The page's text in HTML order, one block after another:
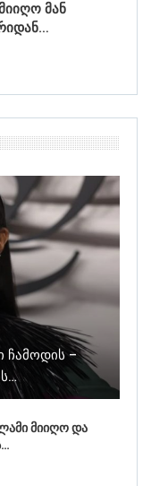
მან
Ჩამოდის –
მიიღო და